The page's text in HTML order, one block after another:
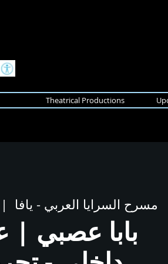
Theatrical Productions
مسرح السرايا العربي - يافا
بابا عصبي